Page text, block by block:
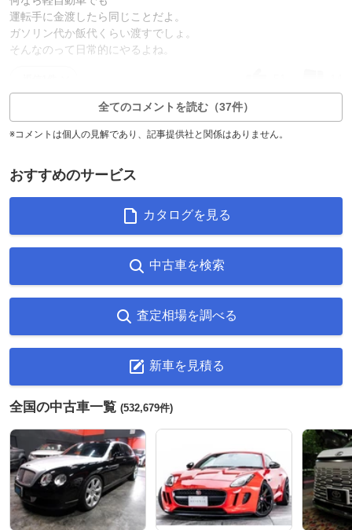
運転手に金渡したら同じことだよ。
ガソリン代か飯代くらい渡すでしょ。
そんなのって日常的にやるよね。
全てのコメントを読む（37件）
※コメントは個人の見解であり、記事提供社と関係はありません。
おすすめのサービス
カタログを見る
中古車を検索
査定相場を調べる
新車を見積る
全国の中古車一覧 (532,679件)